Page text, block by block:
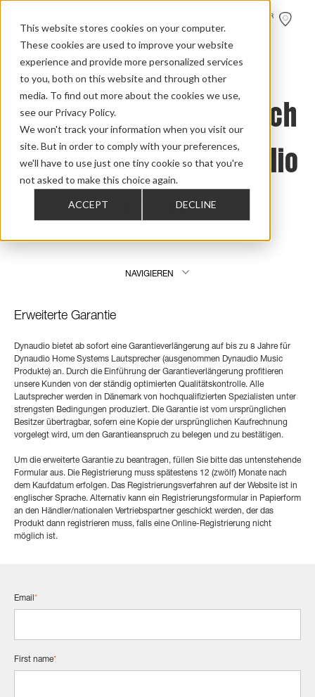
This website stores cookies on your computer.
These cookies are used to improve your website
experience and provide more personalized services
to you, both on this website and through other
media. To find out more about the cookies we use,
see our Privacy Policy.
We won't track your information when you visit our
site. But in order to comply with your preferences,
we'll have to use just one tiny cookie so that you're
not asked to make this choice again.
ACCEPT DECLINE
HÄNDLER
Home > Support > Product Registration
Herzlichen Glückwunsch
zu Ihrem neuen Dynaudio
Produkt!
NAVIGIEREN
Erweiterte Garantie
Dynaudio bietet ab sofort eine Garantieverlängerung auf bis zu 8 Jahre für
Dynaudio Home Systems Lautsprecher (ausgenommen Dynaudio Music
Produkte) an. Durch die Einführung der Garantieverlängerung profitieren
unsere Kunden von der ständig optimierten Qualitätskontrolle. Alle
Lautsprecher werden in Dänemark von hochqualifizierten Spezialisten unter
strengsten Bedingungen produziert. Die Garantie ist vom ursprünglichen
Besitzer übertragbar, sofern eine Kopie der ursprünglichen Kaufrechnung
vorgelegt wird, um den Garantieanspruch zu belegen und zu bestätigen.
Um die erweiterte Garantie zu beantragen, füllen Sie bitte das untenstehende
Formular aus. Die Registrierung muss spätestens 12 (zwölf) Monate nach
dem Kaufdatum erfolgen. Das Registrierungsverfahren auf der Website ist in
englischer Sprache. Alternativ kann ein Registrierungsformular in Papierform
an den Händler/nationalen Vertriebspartner geschickt werden, der das
Produkt dann registrieren muss, falls eine Online-Registrierung nicht
möglich ist.
Email *
First name*